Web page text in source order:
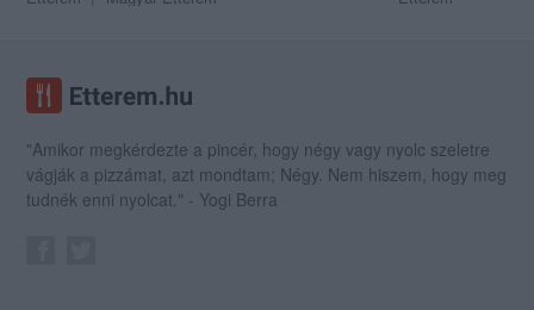
"Amikor megkérdezte a pincér, hogy négy vagy nyolc szeletre
vágják a pizzámat, azt mondtam; Négy. Nem hiszem, hogy meg
tudnék enni nyolcat." - Yogi Berra